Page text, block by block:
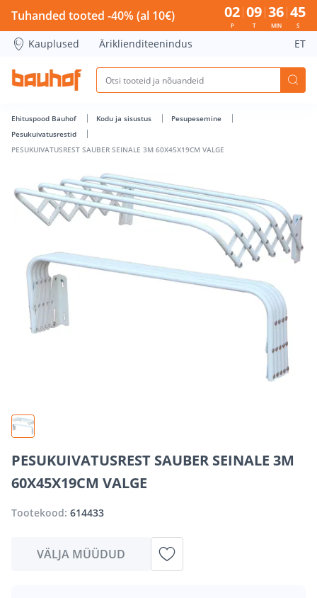
PESUKUIVATUSREST SAUBER SEINALE 3M 60X45X19CM
Tuhanded tooted -40% (al 10€) 02
P
09
T
36
MIN
45
S
Kauplused Äriklienditeenindus ET
Ehituspood Bauhof Kodu ja sisustus
Pesupesemine
Pesukuivatusrestid
PESUKUIVATUSREST SAUBER SEINALE 3M 60X45X19CM VALGE
PESUKUIVATUSREST SAUBER SEINALE 3M
60X45X19CM VALGE
Tootekood: 614433
VÄLJA MÜÜDUD